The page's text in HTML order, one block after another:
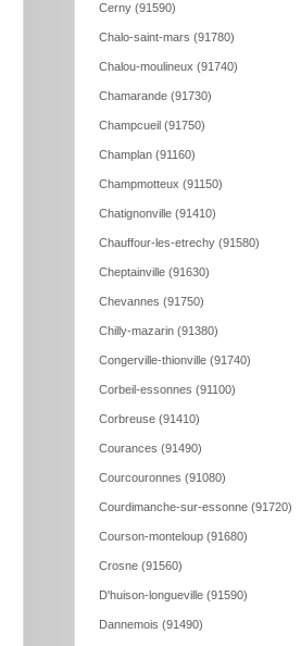
Cerny (91590)
Chalo-saint-mars (91780)
Chalou-moulineux (91740)
Chamarande (91730)
Champcueil (91750)
Champlan (91160)
Champmotteux (91150)
Chatignonville (91410)
Chauffour-les-etrechy (91580)
Cheptainville (91630)
Chevannes (91750)
Chilly-mazarin (91380)
Congerville-thionville (91740)
Corbeil-essonnes (91100)
Corbreuse (91410)
Courances (91490)
Courcouronnes (91080)
Courdimanche-sur-essonne (91720)
Courson-monteloup (91680)
Crosne (91560)
D'huison-longueville (91590)
Dannemois (91490)